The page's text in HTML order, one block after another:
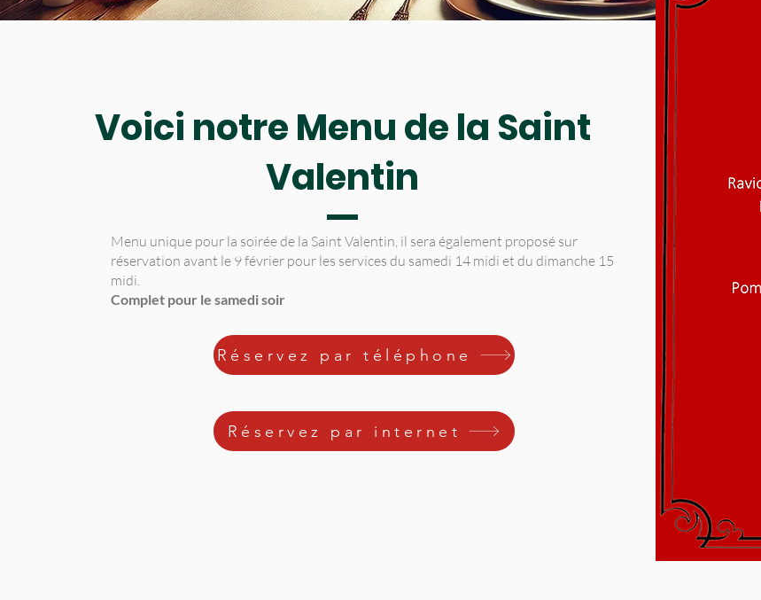
Voici notre Menu de la Saint
Valentin
Menu unique pour la soirée de la Saint Valentin, il sera également proposé sur
réservation avant le 9 février pour les services du samedi 14 midi et du dimanche 15
midi.
Complet pour le samedi soir
Réservez par téléphone
Réservez par internet